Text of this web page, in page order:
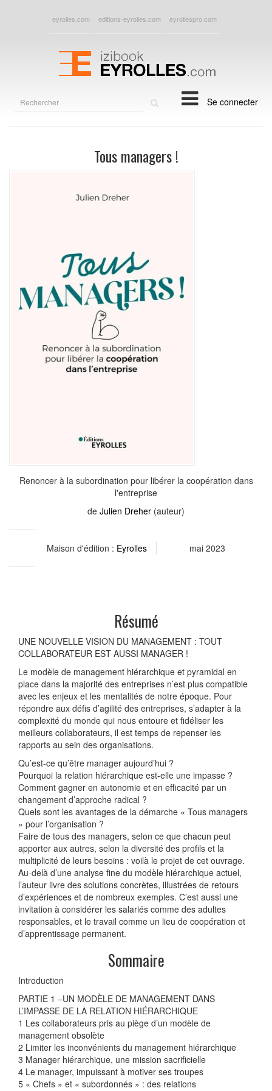
eyrolles.com editions-eyrolles.com eyrollespro.com
Se connecter
Tous managers !
Renoncer à la subordination pour libérer la coopération dans
l'entreprise
de Julien Dreher (auteur)
Maison d'édition : Eyrolles mai 2023
Résumé
UNE NOUVELLE VISION DU MANAGEMENT : TOUT
COLLABORATEUR EST AUSSI MANAGER !
Le modèle de management hiérarchique et pyramidal en
place dans la majorité des entreprises n’est plus compatible
avec les enjeux et les mentalités de notre époque. Pour
répondre aux défis d’agilité des entreprises, s’adapter à la
complexité du monde qui nous entoure et fidéliser les
meilleurs collaborateurs, il est temps de repenser les
rapports au sein des organisations.
Qu’est-ce qu’être manager aujourd’hui ?
Pourquoi la relation hiérarchique est-elle une impasse ?
Comment gagner en autonomie et en efficacité par un
changement d’approche radical ?
Quels sont les avantages de la démarche « Tous managers
» pour l’organisation ?
Faire de tous des managers, selon ce que chacun peut
apporter aux autres, selon la diversité des profils et la
multiplicité de leurs besoins : voilà le projet de cet ouvrage.
Au-delà d’une analyse fine du modèle hiérarchique actuel,
l’auteur livre des solutions concrètes, illustrées de retours
d’expériences et de nombreux exemples. C’est aussi une
invitation à considérer les salariés comme des adultes
responsables, et le travail comme un lieu de coopération et
d’apprentissage permanent.
Sommaire
Introduction
PARTIE 1 –UN MODÈLE DE MANAGEMENT DANS
L’IMPASSE DE LA RELATION HIÉRARCHIQUE
1 Les collaborateurs pris au piège d’un modèle de
management obsolète
2 Limiter les inconvénients du management hiérarchique
3 Manager hiérarchique, une mission sacrificielle
4 Le manager, impuissant à motiver ses troupes
5 « Chefs » et « subordonnés » : des relations